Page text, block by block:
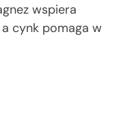
wspiera
a cynk pomaga w